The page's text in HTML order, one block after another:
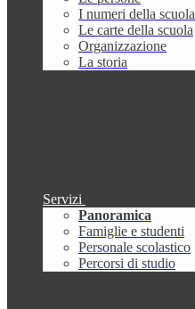
I numeri della scuola
Le carte della scuola
Organizzazione
La storia
Servizi
Panoramica
Famiglie e studenti
Personale scolastico
Percorsi di studio